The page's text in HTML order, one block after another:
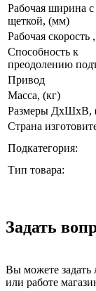
Рабочая ширина с
щеткой, (мм)
Рабочая скорость
Способность к
преодолению
Привод
Масса, (кг)
Размеры ДхШхВ,
Страна
Подкатегория:
Тип товара:
Задать
Вы можете задать
или работе